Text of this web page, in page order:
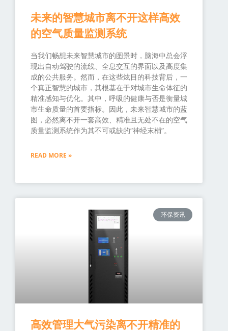
未来的智慧城市离不开这样高效
的空气质量监测系统
当我们畅想未来智慧城市的图景时，脑海中总会浮
现出自动驾驶的流线、全息交互的界面以及高度集
成的公共服务。然而，在这些炫目的科技背后，一
个真正智慧的城市，其根基在于对城市生命体征的
精准感知与优化。其中，呼吸的健康与否是衡量城
市生命质量的首要指标。因此，未来智慧城市的蓝
图，必然离不开一套高效、精准且无处不在的空气
质量监测系统作为其不可或缺的“神经末梢”。
READ MORE »
环保资讯
高效管理大气污染离不开精准的